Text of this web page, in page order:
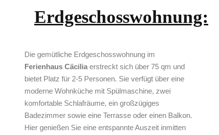
Erdgeschosswohnung:
Die gemütliche Erdgeschosswohnung im
Ferienhaus Cäcilia erstreckt sich über 75 qm und
bietet Platz für 2-5 Personen. Sie verfügt über eine
moderne Wohnküche mit Spülmaschine, zwei
komfortable Schlafräume, ein großzügiges
Badezimmer sowie eine Terrasse oder einen Balkon.
Hier genießen Sie eine entspannte Auszeit inmitten